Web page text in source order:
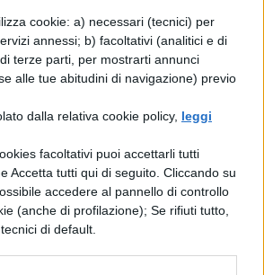
cookie: a) necessari (tecnici) per
annessi; b) facoltativi (analitici e di
terze parti, per mostrarti annunci
alle tue abitudini di navigazione) previo
dalla relativa cookie policy, leggi
facoltativi puoi accettarli tutti
Accetta tutti qui di seguito. Cliccando su
accedere al pannello di controllo
(anche di profilazione); Se rifiuti tutto,
di default.
racchiudeva tutto il
questo tema. Una traccia
che sicuramente ha
tra i maturandi.
con la prima prova
come i due
Inter Davide Santon, che
il tema sugli Ufo, e Mario
invece optato per la traccia
proposta del Miur.